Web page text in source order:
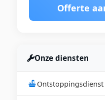
Offerte
Onze diensten
Ontstoppingsdienst